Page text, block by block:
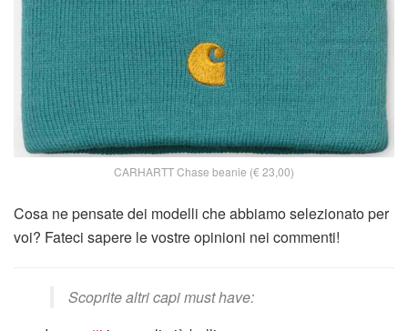
CARHARTT Chase beanie (€ 23,00)
Cosa ne pensate dei modelli che abbiamo selezionato per
voi? Fateci sapere le vostre opinioni nei commenti!
Scoprite altri capi must have: